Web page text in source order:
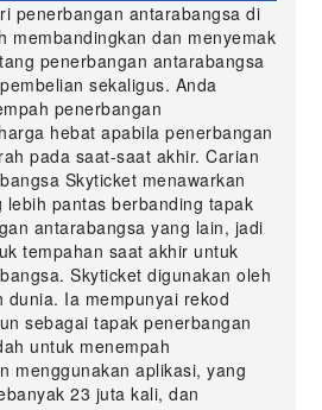
penerbangan antarabangsa di
membandingkan dan menyemak
penerbangan antarabangsa
sekaligus. Anda
penerbangan
hebat apabila penerbangan
pada saat-saat akhir. Carian
Skyticket menawarkan
lebih pantas berbanding tapak
antarabangsa yang lain, jadi
tempahan saat akhir untuk
Skyticket digunakan oleh
dunia. Ia mempunyai rekod
sebagai tapak penerbangan
untuk menempah
menggunakan aplikasi, yang
23 juta kali, dan